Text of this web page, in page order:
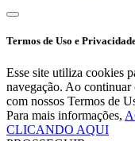
Termos de Uso e
Esse site utiliza cookies
navegação. Ao continuar
com nossos Termos de
Para mais informações,
CLICANDO AQUI